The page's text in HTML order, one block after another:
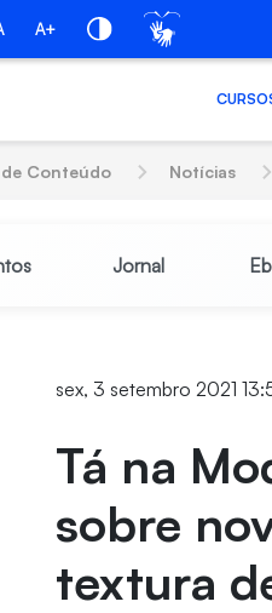
A+
Conteúdo Notícias
Jornal
sex, 3 setembro 2021
Tá na
sobre
textura